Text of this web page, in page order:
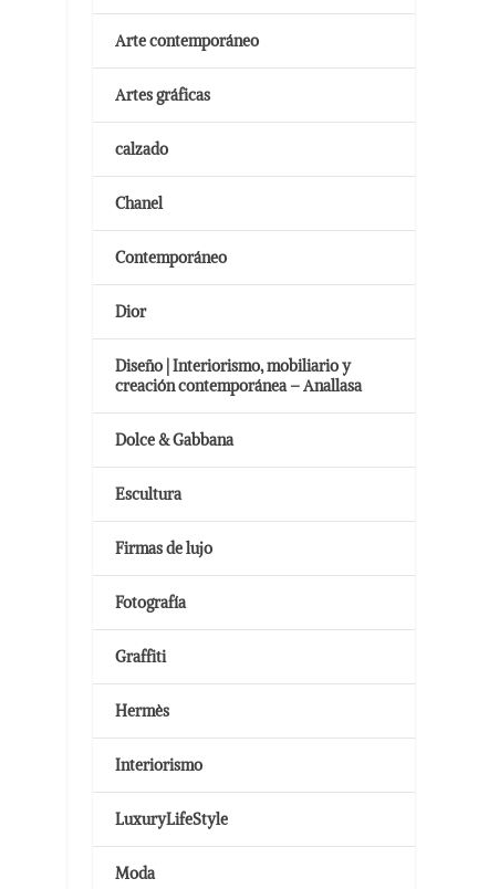
Arte contemporáneo
Artes gráficas
calzado
Chanel
Contemporáneo
Dior
Diseño | Interiorismo, mobiliario y
creación contemporánea – Anallasa
Dolce & Gabbana
Escultura
Firmas de lujo
Fotografía
Graffiti
Hermès
Interiorismo
LuxuryLifeStyle
Moda